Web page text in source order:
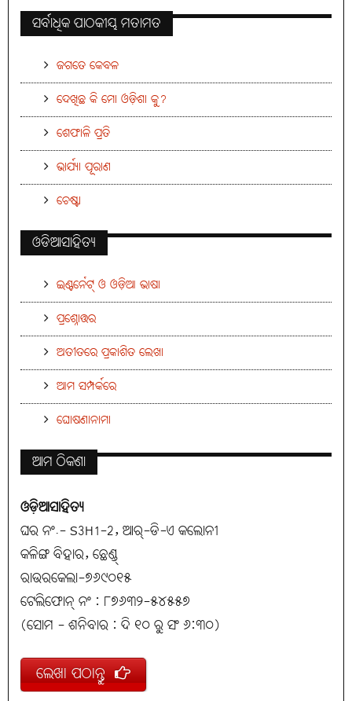
ସର୍ବାଧିକ ପାଠକୀୟ ମତାମତ
ଜଗତେ କେବଳ
ଦେଖିଛ କି ମୋ ଓଡ଼ିଶା କୁ?
ଶେଫାଳି ପ୍ରତି
ଭାର୍ଯ୍ୟା ପୂରାଣ
ଚେଷ୍ଟା
ଓଡିଆସାହିତ୍ୟ
ଇଣ୍ଟର୍ନେଟ୍ ଓ ଓଡ଼ିଆ ଭାଷା
ପ୍ରଶ୍ନୋତ୍ତର
ଅତୀତରେ ପ୍ରକାଶିତ ଲେଖା
ଆମ ସମ୍ପର୍କରେ
ଘୋଷଣାନାମା
ଆମ ଠିକଣା
ଓଡ଼ିଆସାହିତ୍ୟ
ଘର ନଂ.- S3H1-2, ଆର୍-ଡି-ଏ କଲୋନୀ
କଳିଙ୍ଗ ବିହାର, ଛେଣ୍ଡ୍
ରାଉରକେଲା-୭୬୯୦୧୫
ଟେଲିଫୋନ୍ ନଂ : ୮୭୬୩୨-୫୪୫୫୭
(ସୋମ - ଶନିବାର : ଦି ୧୦ ରୁ ସଂ ୬:୩୦)
ଲେଖା ପଠାନ୍ତୁ